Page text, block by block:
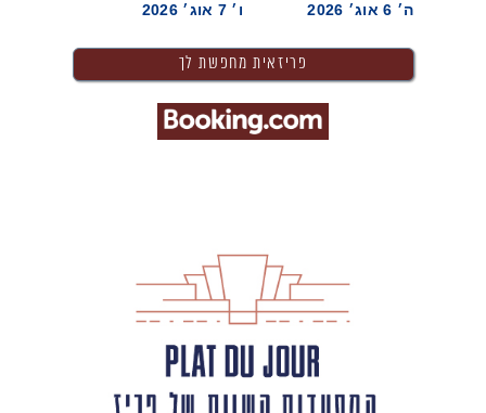
ה׳ 6 אוג׳ 2026 ו׳ 7 אוג׳ 2026